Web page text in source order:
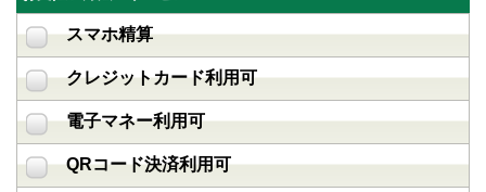
スマホ精算
クレジットカード利用可
電子マネー利用可
QRコード決済利用可